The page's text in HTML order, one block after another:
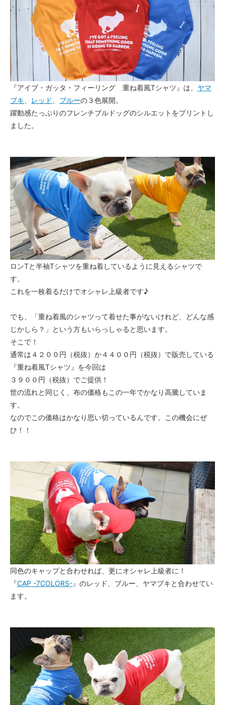
『アイブ・ガッタ・フィーリング 重ね着風Tシャツ』は、 ヤマ
ブキ
レッド ブルーの３色展開。
躍動感たっぷりのフレンチブルドッグのシルエットをプリントし
ました。
ロンTと半袖Tシャツを重ね着しているように見えるシャツで
す。
これを一枚着るだけでオシャレ上級者です♪
でも、「重ね着風のシャツって着せた事がないけれど、どんな感
じかしら？」という方もいらっしゃると思います。
そこで！
通常は４２００円（税抜）か４４００円（税抜）で販売している
『重ね着風Tシャツ』を今回は
３９００円（税抜）でご提供！
世の流れと同じく、布の価格もこの一年でかなり高騰していま
す。
なのでこの価格はかなり思い切っているんです。この機会にぜ
ひ！！
同色のキャップと合わせれば、更にオシャレ上級者に！
『CAP -7COLORS-』のレッド、ブルー、ヤマブキと合わせてい
ます。